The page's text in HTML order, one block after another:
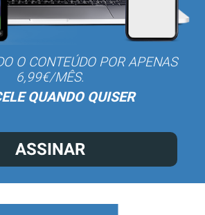
O CONTEÚDO POR APENAS
6,99€/MÊS.
QUANDO QUISER
ASSINAR